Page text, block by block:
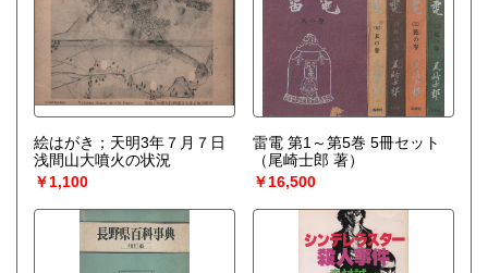
絵はがき；天明3年７月７日
浅間山大噴火の状況
￥1,100
雷電 第1～第5巻 5冊セット
（尾崎士郎 著）
￥16,500